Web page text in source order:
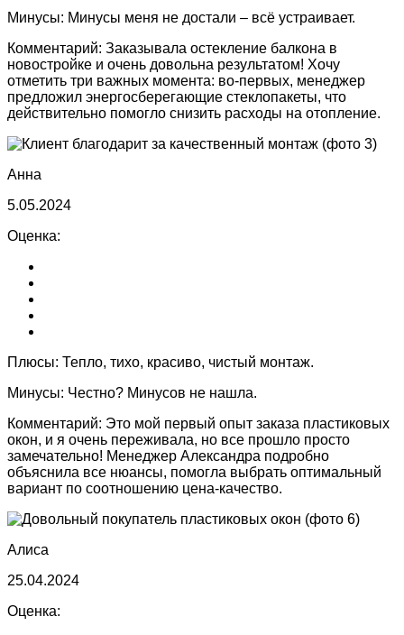
Минусы: Минусы меня не достали – всё устраивает.
Комментарий: Заказывала остекление балкона в
новостройке и очень довольна результатом! Хочу
отметить три важных момента: во-первых, менеджер
предложил энергосберегающие стеклопакеты, что
действительно помогло снизить расходы на отопление.
Анна
5.05.2024
Оценка:
Плюсы: Тепло, тихо, красиво, чистый монтаж.
Минусы: Честно? Минусов не нашла.
Комментарий: Это мой первый опыт заказа пластиковых
окон, и я очень переживала, но все прошло просто
замечательно! Менеджер Александра подробно
объяснила все нюансы, помогла выбрать оптимальный
вариант по соотношению цена-качество.
Алиса
25.04.2024
Оценка: